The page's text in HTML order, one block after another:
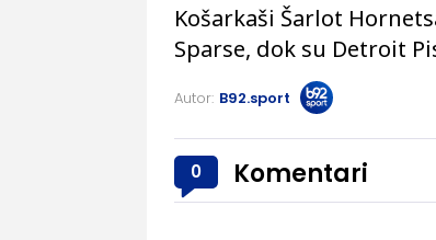
Košarkaši Šarlot
Sparse, dok su Detroit
Autor: B92.sport
0 Komentari